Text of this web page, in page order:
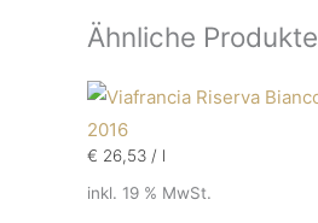
Ähnliche Produkte
€ 26,53 / l
inkl. 19 % MwSt.